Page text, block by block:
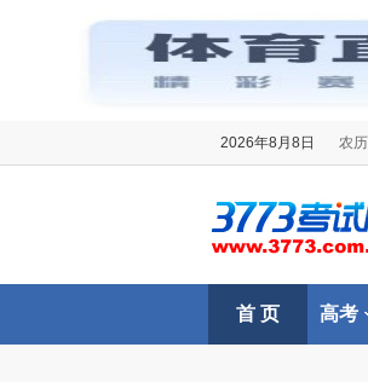
2026年8月8日 农
首 页 高考